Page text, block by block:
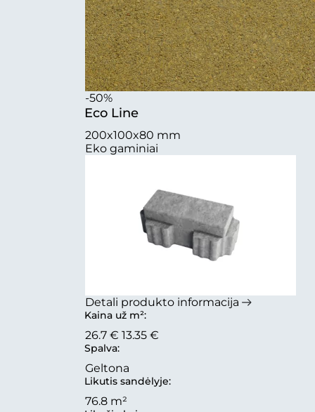
-50%
Eco Line
200x100x80 mm
Eko gaminiai
Detali produkto informacija
Kaina už m²:
26.7 € 13.35 €
Spalva:
Geltona
Likutis sandėlyje:
76.8 m²